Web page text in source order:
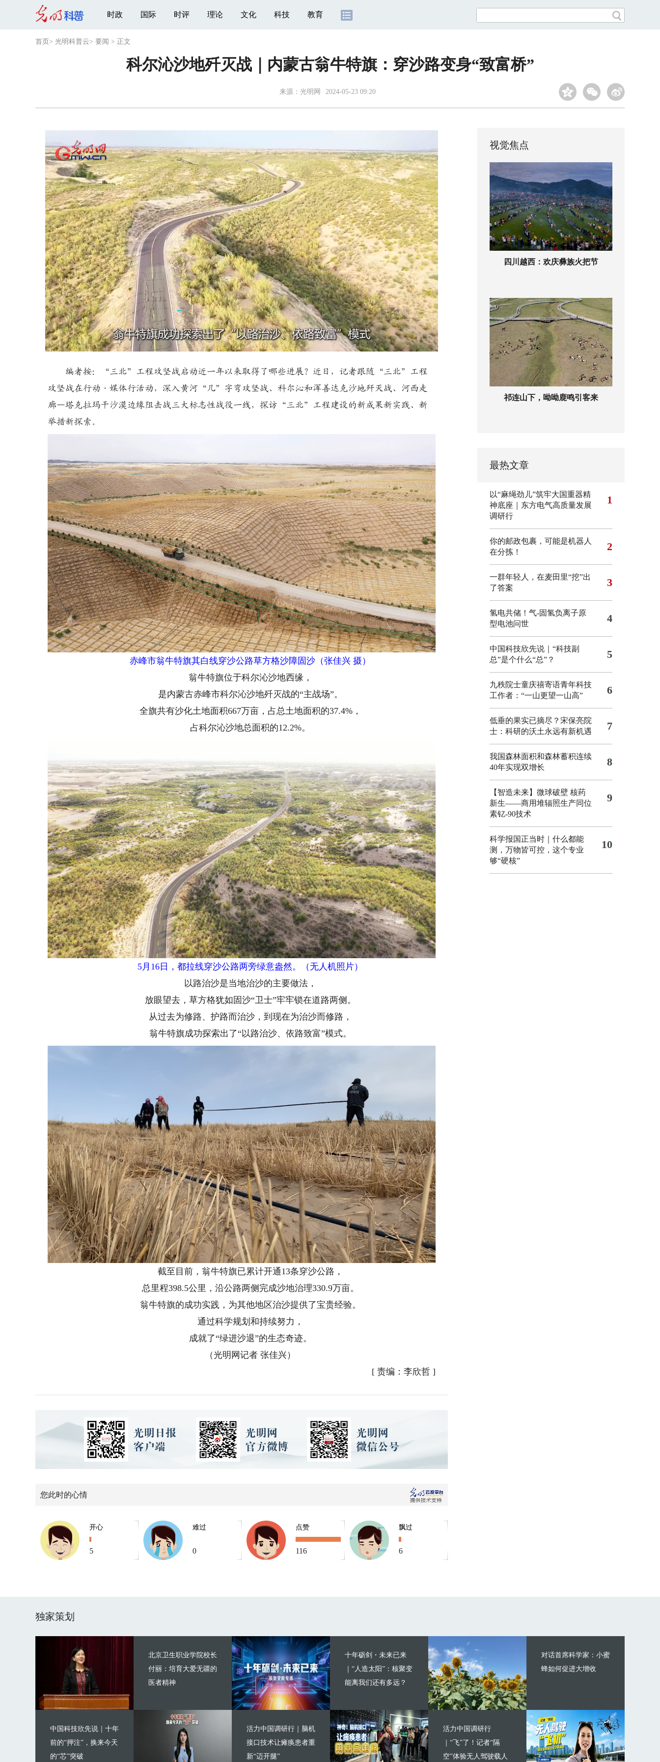
时政 国际 时评 理论 文化 科技 教育
首页 > 光明科普云> 要闻 > 正文
科尔沁沙地歼灭战｜内蒙古翁牛特旗：穿沙路变身“致富桥”
来源： 光明网 2024-05-23 09:20
Unmute Loaded
28.77%
Playback
Rate
编者按：“三北”工程攻坚战启动近一年以来取得了哪些进展？近日，记者跟随“三北”工程
攻坚战在行动·媒体行活动，深入黄河“几”字弯攻坚战、科尔沁和浑善达克沙地歼灭战、河西走
廊—塔克拉玛干沙漠边缘阻击战三大标志性战役一线，探访“三北”工程建设的新成果新实践、新
举措新探索。
赤峰市翁牛特旗其白线穿沙公路草方格沙障固沙（张佳兴 摄）
翁牛特旗位于科尔沁沙地西缘，
是内蒙古赤峰市科尔沁沙地歼灭战的“主战场”。
全旗共有沙化土地面积667万亩，占总土地面积的37.4%，
占科尔沁沙地总面积的12.2%。
5月16日，都拉线穿沙公路两旁绿意盎然。（无人机照片）
以路治沙是当地治沙的主要做法，
放眼望去，草方格犹如固沙“卫士”牢牢锁在道路两侧。
从过去为修路、护路而治沙，到现在为治沙而修路，
翁牛特旗成功探索出了“以路治沙、依路致富”模式。
截至目前，翁牛特旗已累计开通13条穿沙公路，
总里程398.5公里，沿公路两侧完成沙地治理330.9万亩。
翁牛特旗的成功实践，为其他地区治沙提供了宝贵经验。
通过科学规划和持续努力，
成就了“绿进沙退”的生态奇迹。
（光明网记者 张佳兴）
[ 责编：李欣哲]
您此时的心情
开心
5
难过
0
点赞
116
飘过
6
视觉焦点
四川越西：欢庆彝族火把节
祁连山下，呦呦鹿鸣引客来
最热文章
以“麻绳劲儿”筑牢大国重器精
神底座｜东方电气高质量发展
调研行
1
你的邮政包裹，可能是机器人
在分拣！
2
一群年轻人，在麦田里“挖”出
了答案
3
氢电共储！气-固氢负离子原
型电池问世
4
中国科技欣先说｜“科技副
总”是个什么“总”？
5
九秩院士童庆禧寄语青年科技
工作者：“一山更望一山高”
6
低垂的果实已摘尽？宋保亮院
士：科研的沃土永远有新机遇
7
我国森林面积和森林蓄积连续
40年实现双增长
8
【智造未来】微球破壁 核药
新生——商用堆辐照生产同位
素钇-90技术
9
科学报国正当时｜什么都能
测，万物皆可控，这个专业
够“硬核”
10
独家策划
北京卫生职业学院校长
付丽：培育大爱无疆的
医者精神
中国科技欣先说｜十年
前的“押注”，换来今天
的“芯”突破
十年砺剑・未来已来
｜“人造太阳”：核聚变
能离我们还有多远？
活力中国调研行｜脑机
接口技术让瘫痪患者重
新“迈开腿”
对话首席科学家：小蜜
蜂如何促进大增收
活力中国调研行
｜“飞”了！记者“隔
空”体验无人驾驶载人